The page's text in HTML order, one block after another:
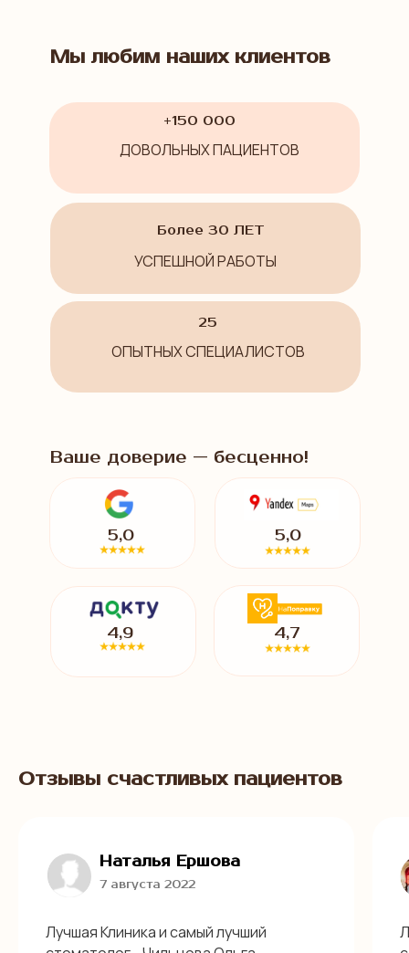
5,0
25
ОПЫТНЫХ СПЕЦИАЛИСТОВ
Более 30 ЛЕТ
УСПЕШНОЙ РАБОТЫ
+150 000
ДОВОЛЬНЫХ ПАЦИЕНТОВ
4,7
4,9
5,0
Мы любим наших клиентов
Ваше доверие — бесценно!
Отзывы счастливых пациентов
Наталья Ершова
7 августа 2022
Лучшая Клиника и самый лучший